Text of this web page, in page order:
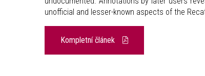
unofficial and lesser-known aspects of the
Kompletní článek